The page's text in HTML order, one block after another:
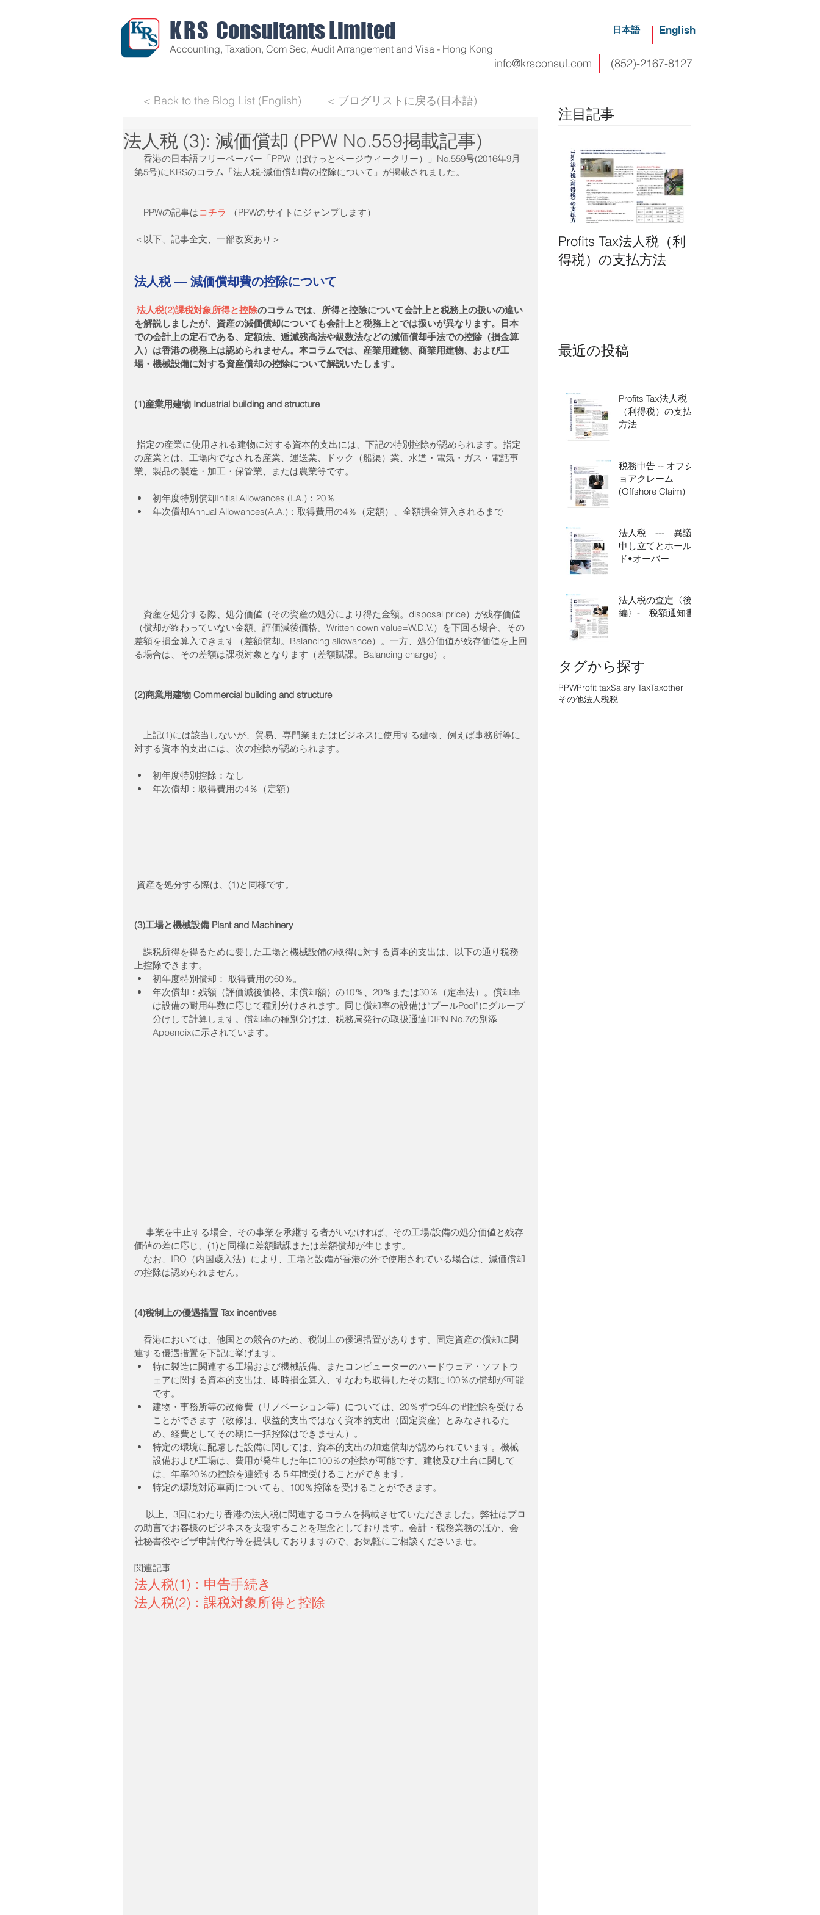
KRS Consultants Limited
Accounting, Taxation, Com Sec, Audit Arrangement and Visa - Hong Kong
info@krsconsul.com
日本語 English
(852)-2167-8127
< Back to the Blog List (English) < ブログリストに戻る(日本語)
法人税 (3): 減価償却 (PPW No.559掲載記事)
香港の日本語フリーペーパー「PPW（ぽけっとページウィークリー）」No.559号(2016年9月
第5号)にKRSのコラム「法人税-減価償却費の控除について」が掲載されました。
PPWの記事はコチラ （PPWのサイトにジャンプします）
＜以下、記事全文、一部改変あり＞
法人税 — 減価償却費の控除について
法人税(2)課税対象所得と控除のコラムでは、所得と控除について会計上と税務上の扱いの違い
を解説しましたが、資産の減価償却についても会計上と税務上とでは扱いが異なります。日本
での会計上の定石である、定額法、逓減残高法や級数法などの減価償却手法での控除（損金算
入）は香港の税務上は認められません。本コラムでは、産業用建物、商業用建物、および工
場・機械設備に対する資産償却の控除について解説いたします。
(1)産業用建物 Industrial building and structure
の産業とは、工場内でなされる産業、運送業、ドック（船渠）業、水道・電気・ガス・電話事
業、製品の製造・加工・保管業、または農業等です。
初年度特別償却Initial Allowances (I.A.)：20％
年次償却Annual Allowances(A.A.)：取得費用の4％（定額）、全額損金算入されるまで
資産を処分する際、処分価値（その資産の処分により得た金額。disposal price）が残存価値
（償却が終わっていない金額。評価減後価格。Written down value=W.D.V.）を下回る場合、その
差額を損金算入できます（差額償却。Balancing allowance）。一方、処分価値が残存価値を上回
る場合は、その差額は課税対象となります（差額賦課。Balancing charge）。
(2)商業用建物 Commercial building and structure
上記(1)には該当しないが、貿易、専門業またはビジネスに使用する建物、例えば事務所等に
対する資本的支出には、次の控除が認められます。
初年度特別控除：なし
年次償却：取得費用の4％（定額）
資産を処分する際は、(1)と同様です。
(3)工場と機械設備 Plant and Machinery
課税所得を得るために要した工場と機械設備の取得に対する資本的支出は、以下の通り税務
上控除できます。
初年度特別償却： 取得費用の60％。
年次償却：残額（評価減後価格、未償却額）の10％、20％または30％（定率法）。償却率
は設備の耐用年数に応じて種別分けされます。同じ償却率の設備は“プールPool”にグループ
分けして計算します。償却率の種別分けは、税務局発行の取扱通達DIPN No.7の別添
Appendixに示されています。
価値の差に応じ、(1)と同様に差額賦課または差額償却が生じます。
なお、IRO（内国歳入法）により、工場と設備が香港の外で使用されている場合は、減価償却
の控除は認められません。
(4)税制上の優遇措置 Tax incentives
香港においては、他国との競合のため、税制上の優遇措置があります。固定資産の償却に関
連する優遇措置を下記に挙げます。
特に製造に関連する工場および機械設備、またコンピューターのハードウェア・ソフトウ
ェアに関する資本的支出は、即時損金算入、すなわち取得したその期に100％の償却が可能
です。
建物・事務所等の改修費（リノベーション等）については、20％ずつ5年の間控除を受ける
ことができます（改修は、収益的支出ではなく資本的支出（固定資産）とみなされるた
め、経費としてその期に一括控除はできません）。
特定の環境に配慮した設備に関しては、資本的支出の加速償却が認められています。機械
設備および工場は、費用が発生した年に100％の控除が可能です。建物及び土台に関して
は、年率20％の控除を連続する５年間受けることができます。
特定の環境対応車両についても、100％控除を受けることができます。
の助言でお客様のビジネスを支援することを理念としております。会計・税務業務のほか、会
社秘書役やビザ申請代行等を提供しておりますので、お気軽にご相談くださいませ。
関連記事
法人税(1)：申告手続き
法人税(2)：課税対象所得と控除
注目記事
Profits Tax法人税（利
得税）の支払方法
最近の投稿
Profits Tax法人税
（利得税）の支払
方法
税務申告 -- オフシ
ョアクレーム
(Offshore Claim)
法人税 --- 異議
申し立てとホール
ド•オーバー
法人税の査定〈後
編〉- 税額通知書
タグから探す
PPWProfit taxSalary TaxTaxother
その他法人税税